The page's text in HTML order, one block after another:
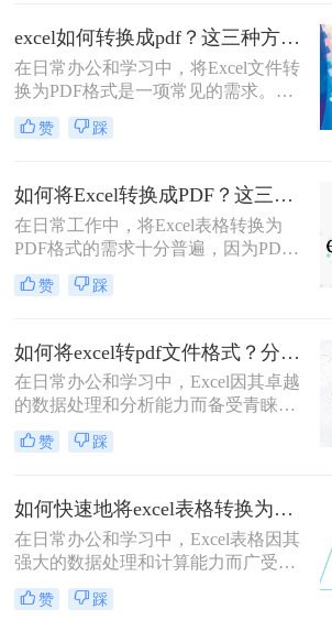
文件可能会出现分页问题，导致打印
或阅读时不够方便。那么，excel转pdf
如何保持在一页呢？下面将介绍四种
方法供大家参考。
excel如何转换成pdf？这三种方法教会你！
在日常办公和学习中，将Excel文件转
换为PDF格式是一项常见的需求。
PDF格式因其跨平台性、格式稳定性
和易于阅读的特性，成为分享和保存
成pdf呢？本文将详细介绍几种将
Excel转换成PDF格式的方法，帮助您
轻松完成转换。
赞 踩
如何将Excel转换成PDF？这三种转换方法快来了解下！
在日常工作中，将Excel表格转换为
PDF格式的需求十分普遍，因为PDF
格式能确保文档在不同设备上的一致
显示，并且方便打印或发送给他人查
意更改，还是为了更方便地分享和打
印，将Excel转换为PDF都是一个实用
的技能。那么如何将Excel转换成PDF
呢？下面详细介绍几种将Excel转换为
PDF的方法。
赞 踩
如何将excel转pdf文件格式？分享三种实用操作方法！
在日常办公和学习中，Excel因其卓越
的数据处理和分析能力而备受青睐。
然而，在需要将Excel表格以固定格式
分享、打印或存档时，PDF格式因其
为了首选。那么如何将excel转pdf文件
格式呢？本文将详细介绍几种将Excel
文件转换为PDF文件的方法，帮助用
户轻松实现这一转换过程。
赞 踩
如何快速地将excel表格转换为pdf文件格式？有这三种方法可以快速转换！
在日常办公和学习中，Excel表格因其
强大的数据处理和计算能力而广受欢
迎。然而，在某些情况下，我们可能
需要将Excel表格转换为PDF文件格
赞 踩